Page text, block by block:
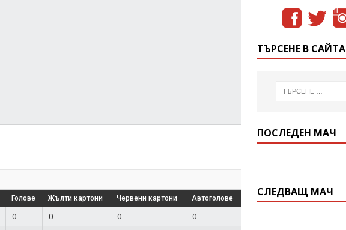
Голове Жълти картони Червени картони Автоголове
0 0 0 0
ТЪРСЕНЕ В САЙТА
ПОСЛЕДЕН МАЧ
СЛЕДВАЩ МАЧ